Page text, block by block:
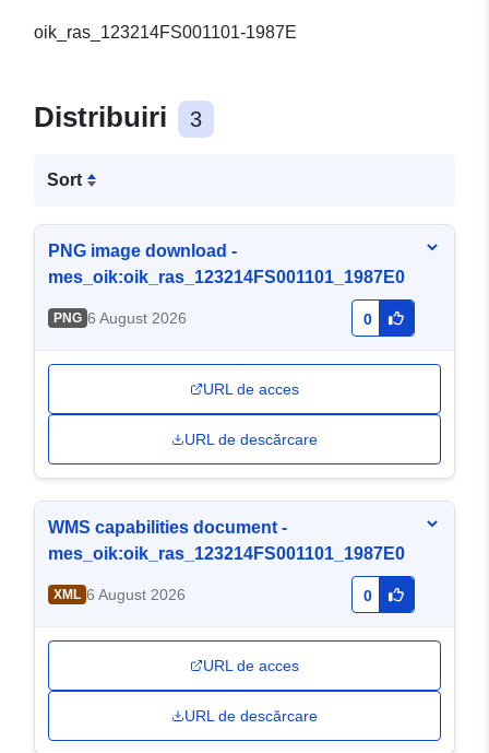
oik_ras_123214FS001101-1987E
Distribuiri 3
Sort
PNG image download -
mes_oik:oik_ras_123214FS001101_1987E0
PNG 6 August 2026 0
URL de acces
URL de descărcare
WMS capabilities document -
mes_oik:oik_ras_123214FS001101_1987E0
XML 6 August 2026 0
URL de acces
URL de descărcare